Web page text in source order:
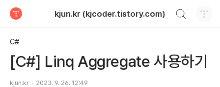
kjun.kr (kjcoder.tistory.com)
C#
[C#] Linq Aggregate 사용하기
kjun.kr 2023. 9. 26. 12:49